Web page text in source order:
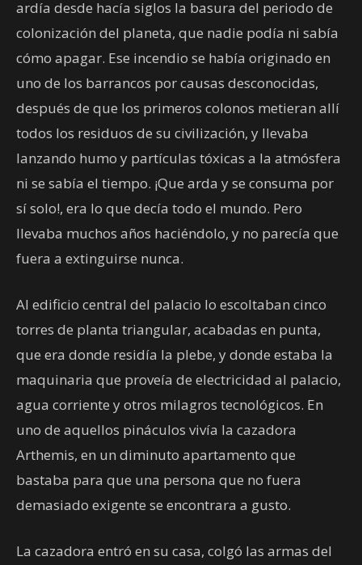
ardía desde hacía siglos la basura del periodo de
colonización del planeta, que nadie podía ni sabía
cómo apagar. Ese incendio se había originado en
uno de los barrancos por causas desconocidas,
después de que los primeros colonos metieran allí
todos los residuos de su civilización, y llevaba
lanzando humo y partículas tóxicas a la atmósfera
ni se sabía el tiempo. ¡Que arda y se consuma por
sí solo!, era lo que decía todo el mundo. Pero
llevaba muchos años haciéndolo, y no parecía que
fuera a extinguirse nunca.
Al edificio central del palacio lo escoltaban cinco
torres de planta triangular, acabadas en punta,
que era donde residía la plebe, y donde estaba la
maquinaria que proveía de electricidad al palacio,
agua corriente y otros milagros tecnológicos. En
uno de aquellos pináculos vivía la cazadora
Arthemis, en un diminuto apartamento que
bastaba para que una persona que no fuera
demasiado exigente se encontrara a gusto.
La cazadora entró en su casa, colgó las armas del